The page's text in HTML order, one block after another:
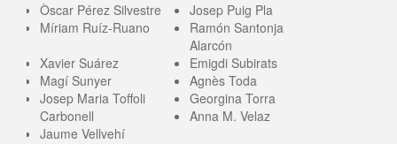
Òscar Pérez Silvestre
Josep Puig Pla
Míriam Ruíz-Ruano
Ramón Santonja
Alarcón
Xavier Suárez
Emigdi Subirats
Magí Sunyer
Agnès Toda
Josep Maria Toffoli
Carbonell
Georgina Torra
Anna M. Velaz
Jaume Vellvehí